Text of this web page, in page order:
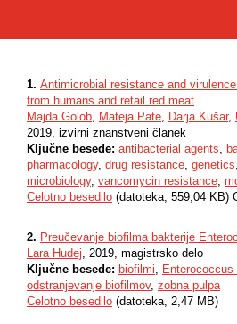
1. Antimicrobial resistance and
from humans and retail red meat
Majda Golob, Mateja Pate, Darja Kušar,
2019, izvirni znanstveni članek
Ključne besede: antibacterial agents,
pharmacology, drug resistance, genetics
microbiology, vancomycin resistance,
Celotno besedilo (datoteka, 559,04 KB)
2. Preučevanje biofilma bakterije
Lara Hudej, 2019, magistrsko delo
Ključne besede: biofilmi,
odstranjevanje biofilmov, zobna pulpa
Celotno besedilo (datoteka, 2,47 MB)